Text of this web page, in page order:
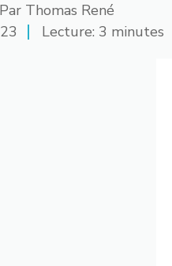
Par Thomas René
Lecture: 3 minutes